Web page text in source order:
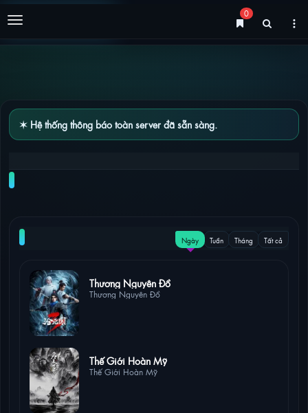
Menu
0
✶ Hệ thống thông báo toàn server đã sẵn sàng.
TUYỆT THẾ VÕ THẦN 2D TẬP 619 – 620 [VIETSUB]
NỔI BẬT Ngày Tuần Tháng Tất cả
Thương Nguyên Đồ
Thương Nguyên Đồ
Thế Giới Hoàn Mỹ
Thế Giới Hoàn Mỹ